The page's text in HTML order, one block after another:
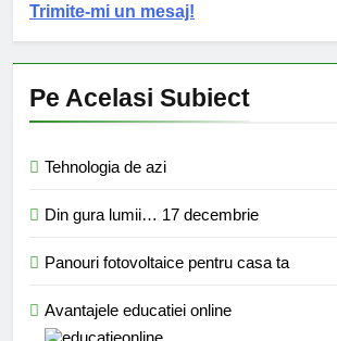
Trimite-mi un mesaj!
Pe Acelasi Subiect
Tehnologia de azi
Din gura lumii… 17 decembrie
Panouri fotovoltaice pentru casa ta
Avantajele educatiei online